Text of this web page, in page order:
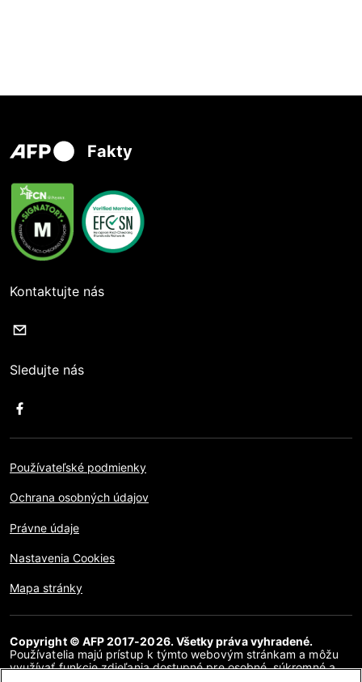
Fakty
Kontaktujte nás
Sledujte nás
Používateľské podmienky
Ochrana osobných údajov
Právne údaje
Nastavenia Cookies
Mapa stránky
Copyright © AFP 2017-2026. Všetky práva vyhradené.
Používatelia majú prístup k týmto webovým stránkam a môžu
využívať funkcie zdieľania dostupné pre osobné, súkromné a